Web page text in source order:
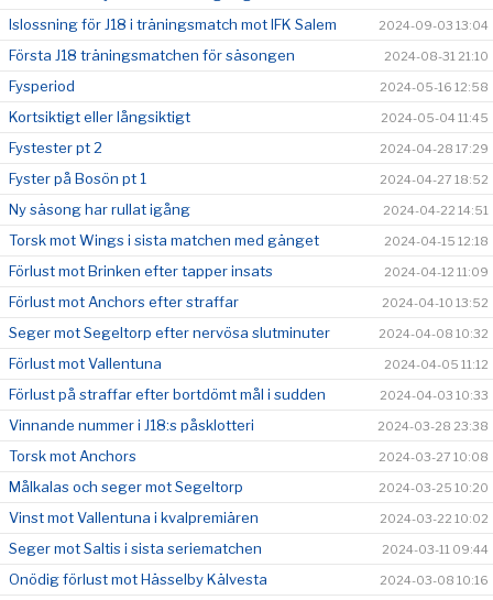
Islossning för J18 i träningsmatch mot IFK Salem 2024-09-03 13:04
Första J18 träningsmatchen för säsongen 2024-08-31 21:10
Fysperiod 2024-05-16 12:58
Kortsiktigt eller långsiktigt 2024-05-04 11:45
Fystester pt 2 2024-04-28 17:29
Fyster på Bosön pt 1 2024-04-27 18:52
Ny säsong har rullat igång 2024-04-22 14:51
Torsk mot Wings i sista matchen med gänget 2024-04-15 12:18
Förlust mot Brinken efter tapper insats 2024-04-12 11:09
Förlust mot Anchors efter straffar 2024-04-10 13:52
Seger mot Segeltorp efter nervösa slutminuter 2024-04-08 10:32
Förlust mot Vallentuna 2024-04-05 11:12
Förlust på straffar efter bortdömt mål i sudden 2024-04-03 10:33
Vinnande nummer i J18:s påsklotteri 2024-03-28 23:38
Torsk mot Anchors 2024-03-27 10:08
Målkalas och seger mot Segeltorp 2024-03-25 10:20
Vinst mot Vallentuna i kvalpremiären 2024-03-22 10:02
Seger mot Saltis i sista seriematchen 2024-03-11 09:44
Onödig förlust mot Hässelby Kälvesta 2024-03-08 10:16